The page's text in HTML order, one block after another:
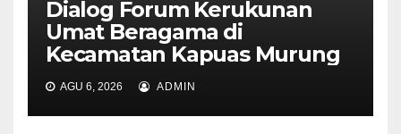
Dialog Forum Kerukunan
Umat Beragama di
Kecamatan Kapuas Murung
AGU 6, 2026 ADMIN